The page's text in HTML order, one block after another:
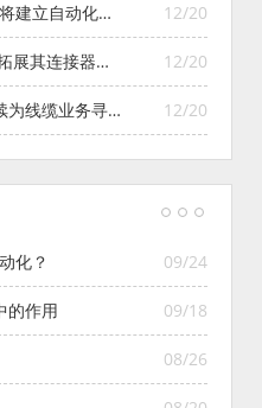
12/20
建立自动化智
12/20
展其连接器系
12/20
线缆业务寻找
09/24
化？
09/18
的作用
08/26